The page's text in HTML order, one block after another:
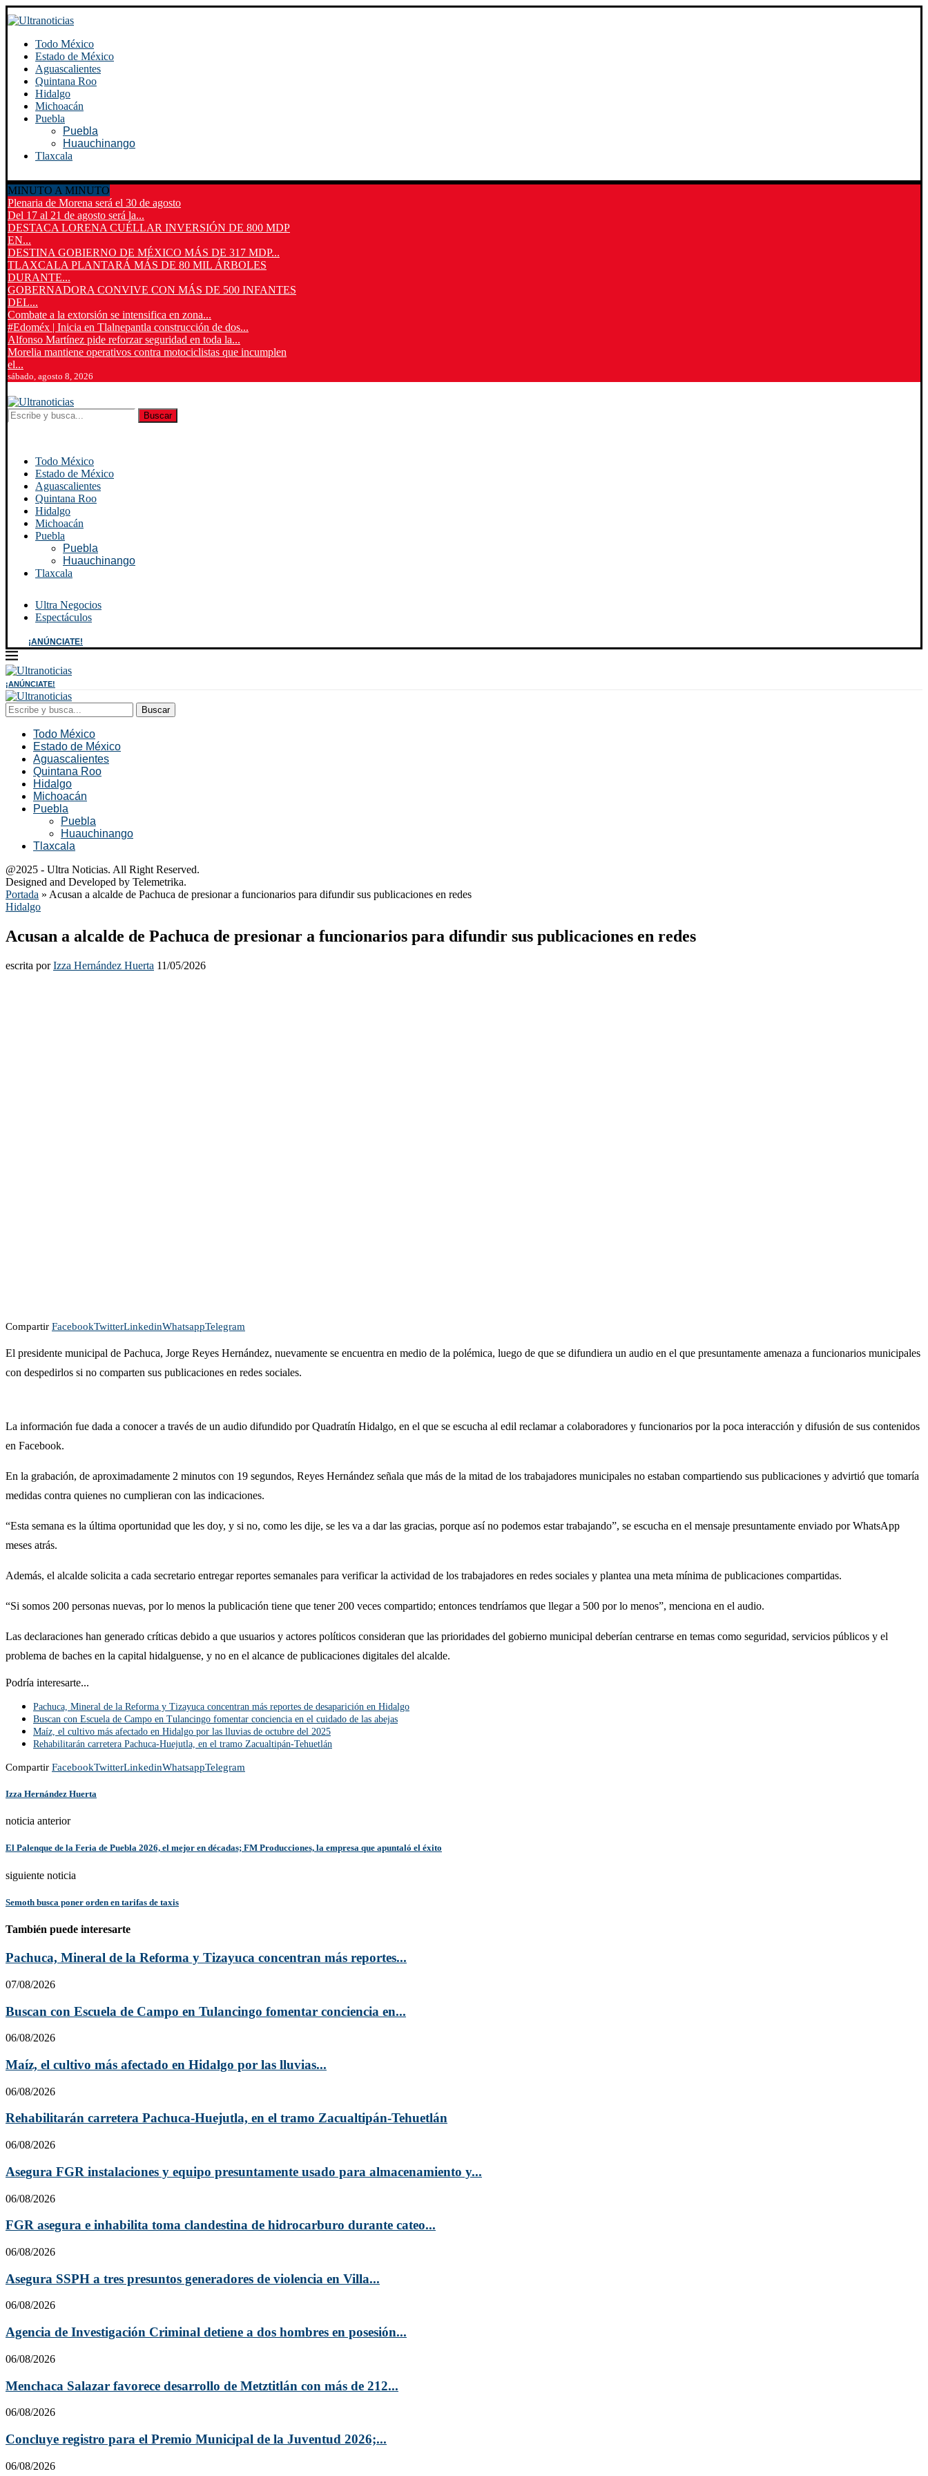
Todo México
Estado de México
Aguascalientes
Quintana Roo
Hidalgo
Michoacán
Puebla
Puebla
Huauchinango
Tlaxcala
MINUTO A MINUTO
Plenaria de Morena será el 30 de agosto
Del 17 al 21 de agosto será la...
DESTACA LORENA CUÉLLAR INVERSIÓN DE 800 MDP
EN...
DESTINA GOBIERNO DE MÉXICO MÁS DE 317 MDP...
TLAXCALA PLANTARÁ MÁS DE 80 MIL ÁRBOLES
DURANTE...
GOBERNADORA CONVIVE CON MÁS DE 500 INFANTES
DEL...
Combate a la extorsión se intensifica en zona...
#Edoméx | Inicia en Tlalnepantla construcción de dos...
Alfonso Martínez pide reforzar seguridad en toda la...
Morelia mantiene operativos contra motociclistas que incumplen
el...
sábado, agosto 8, 2026
Buscar
Todo México
Estado de México
Aguascalientes
Quintana Roo
Hidalgo
Michoacán
Puebla
Puebla
Huauchinango
Tlaxcala
Ultra Negocios
Espectáculos
¡ANÚNCIATE!
¡ANÚNCIATE!
Buscar
Todo México
Estado de México
Aguascalientes
Quintana Roo
Hidalgo
Michoacán
Puebla
Puebla
Huauchinango
Tlaxcala
@2025 - Ultra Noticias. All Right Reserved.
Designed and Developed by Telemetrika.
Portada » Acusan a alcalde de Pachuca de presionar a funcionarios para difundir sus publicaciones en redes
Hidalgo
Acusan a alcalde de Pachuca de presionar a funcionarios para difundir sus publicaciones en redes
escrita porIzza Hernández Huerta 11/05/2026
Compartir FacebookTwitterLinkedinWhatsappTelegram
El presidente municipal de Pachuca, Jorge Reyes Hernández, nuevamente se encuentra en medio de la polémica, luego de que se difundiera un audio en el que presuntamente amenaza a funcionarios municipales
con despedirlos si no comparten sus publicaciones en redes sociales.
La información fue dada a conocer a través de un audio difundido por Quadratín Hidalgo, en el que se escucha al edil reclamar a colaboradores y funcionarios por la poca interacción y difusión de sus contenidos
en Facebook.
En la grabación, de aproximadamente 2 minutos con 19 segundos, Reyes Hernández señala que más de la mitad de los trabajadores municipales no estaban compartiendo sus publicaciones y advirtió que tomaría
medidas contra quienes no cumplieran con las indicaciones.
“Esta semana es la última oportunidad que les doy, y si no, como les dije, se les va a dar las gracias, porque así no podemos estar trabajando”, se escucha en el mensaje presuntamente enviado por WhatsApp
meses atrás.
Además, el alcalde solicita a cada secretario entregar reportes semanales para verificar la actividad de los trabajadores en redes sociales y plantea una meta mínima de publicaciones compartidas.
“Si somos 200 personas nuevas, por lo menos la publicación tiene que tener 200 veces compartido; entonces tendríamos que llegar a 500 por lo menos”, menciona en el audio.
Las declaraciones han generado críticas debido a que usuarios y actores políticos consideran que las prioridades del gobierno municipal deberían centrarse en temas como seguridad, servicios públicos y el
problema de baches en la capital hidalguense, y no en el alcance de publicaciones digitales del alcalde.
Podría interesarte...
Pachuca, Mineral de la Reforma y Tizayuca concentran más reportes de desaparición en Hidalgo
Buscan con Escuela de Campo en Tulancingo fomentar conciencia en el cuidado de las abejas
Maíz, el cultivo más afectado en Hidalgo por las lluvias de octubre del 2025
Rehabilitarán carretera Pachuca-Huejutla, en el tramo Zacualtipán-Tehuetlán
Compartir FacebookTwitterLinkedinWhatsappTelegram
Izza Hernández Huerta
noticia anterior
El Palenque de la Feria de Puebla 2026, el mejor en décadas; FM Producciones, la empresa que apuntaló el éxito
siguiente noticia
Semoth busca poner orden en tarifas de taxis
También puede interesarte
Pachuca, Mineral de la Reforma y Tizayuca concentran más reportes...
07/08/2026
Buscan con Escuela de Campo en Tulancingo fomentar conciencia en...
06/08/2026
Maíz, el cultivo más afectado en Hidalgo por las lluvias...
06/08/2026
Rehabilitarán carretera Pachuca-Huejutla, en el tramo Zacualtipán-Tehuetlán
06/08/2026
Asegura FGR instalaciones y equipo presuntamente usado para almacenamiento y...
06/08/2026
FGR asegura e inhabilita toma clandestina de hidrocarburo durante cateo...
06/08/2026
Asegura SSPH a tres presuntos generadores de violencia en Villa...
06/08/2026
Agencia de Investigación Criminal detiene a dos hombres en posesión...
06/08/2026
Menchaca Salazar favorece desarrollo de Metztitlán con más de 212...
06/08/2026
Concluye registro para el Premio Municipal de la Juventud 2026;...
06/08/2026